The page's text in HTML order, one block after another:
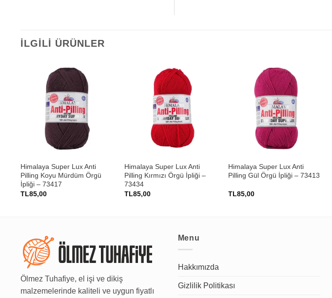
İLGILI ÜRÜNLER
Himalaya Super Lux Anti
Pilling Koyu Mürdüm Örgü
İpliği – 73417
TL85,00
Himalaya Super Lux Anti
Pilling Kırmızı Örgü İpliği –
73434
TL85,00
Himalaya Super Lux Anti
Pilling Gül Örgü İpliği – 73413
TL85,00
Ölmez Tuhafiye, el işi ve dikiş
malzemelerinde kaliteli ve uygun fiyatlı
Menu
Hakkımızda
Gizlilik Politikası